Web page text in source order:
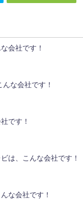
会社です！
な会社です！
です！
は、こんな会社です！
な会社です！